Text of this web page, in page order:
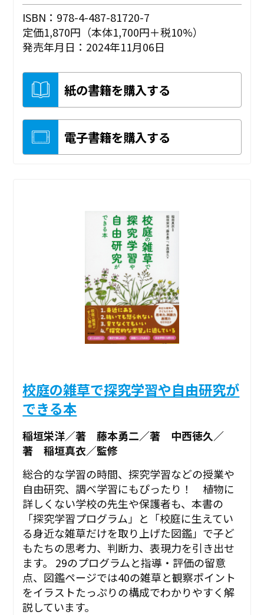
ISBN：978-4-487-81720-7
定価1,870円（本体1,700円＋税10%）
発売年月日：2024年11月06日
紙の書籍を購入する
電子書籍を購入する
校庭の雑草で探究学習や自由研究が
できる本
稲垣栄洋／著 藤本勇二／著 中西徳久／
著 稲垣真衣／監修
総合的な学習の時間、探究学習などの授業や
自由研究、調べ学習にもぴったり！ 植物に
詳しくない学校の先生や保護者も、本書の
「探究学習プログラム」と「校庭に生えてい
る身近な雑草だけを取り上げた図鑑」で子ど
もたちの思考力、判断力、表現力を引き出せ
ます。 29のプログラムと指導・評価の留意
点、図鑑ページでは40の雑草と観察ポイント
をイラストたっぷりの構成でわかりやすく解
説しています。